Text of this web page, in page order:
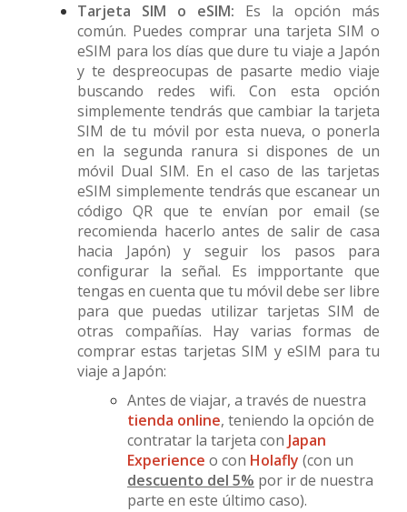
Tarjeta SIM o eSIM: Es la opción más
común. Puedes comprar una tarjeta SIM o
eSIM para los días que dure tu viaje a Japón
y te despreocupas de pasarte medio viaje
buscando redes wifi. Con esta opción
simplemente tendrás que cambiar la tarjeta
SIM de tu móvil por esta nueva, o ponerla
en la segunda ranura si dispones de un
móvil Dual SIM. En el caso de las tarjetas
eSIM simplemente tendrás que escanear un
código QR que te envían por email (se
recomienda hacerlo antes de salir de casa
hacia Japón) y seguir los pasos para
configurar la señal. Es impportante que
tengas en cuenta que tu móvil debe ser libre
para que puedas utilizar tarjetas SIM de
otras compañías. Hay varias formas de
comprar estas tarjetas SIM y eSIM para tu
viaje a Japón:
Antes de viajar, a través de nuestra
tienda online, teniendo la opción de
contratar la tarjeta con Japan
Experience o con Holafly (con un
descuento del 5% por ir de nuestra
parte en este último caso).